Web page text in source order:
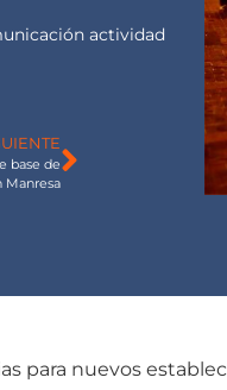
actividad
base de
Manresa
para nuevos